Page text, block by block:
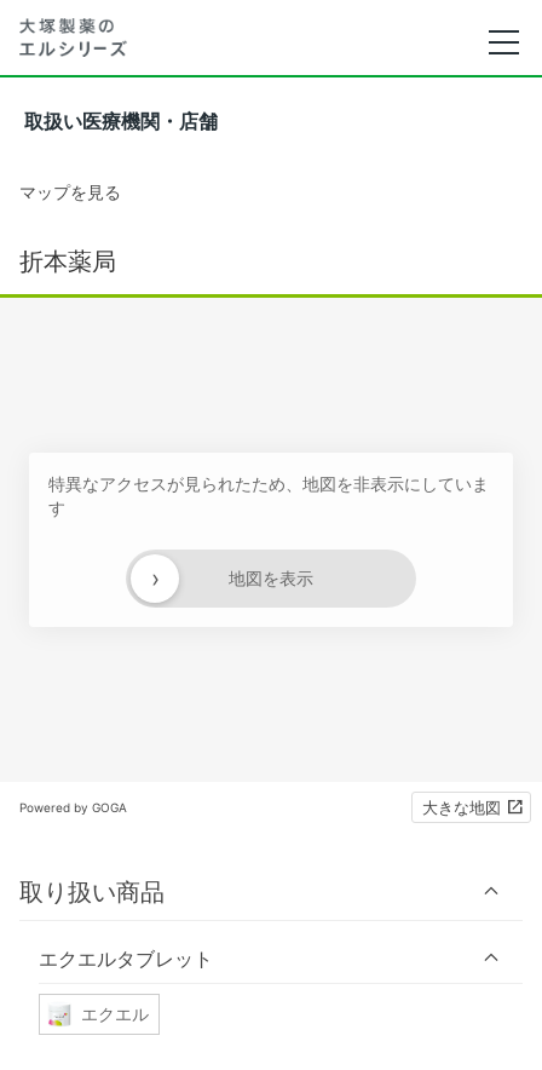
取扱い医療機関・店舗
マップを見る
折本薬局
特異なアクセスが見られたため、地図を非表示にしていま
す
地図を表示
›
Powered by GOGA 大きな地図
取り扱い商品
エクエルタブレット
エクエル